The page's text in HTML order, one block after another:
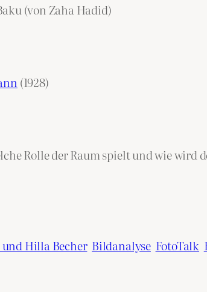
(von Zaha Hadid)
(1928)
Rolle der Raum spielt und wie
Hilla Becher Bildanalyse FotoTalk